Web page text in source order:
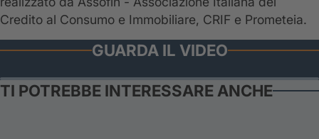
Credito al Consumo e Immobiliare, CRIF e Prometeia.
GUARDA IL VIDEO
TI POTREBBE INTERESSARE ANCHE